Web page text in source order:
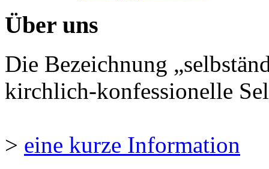
Über uns
Die Bezeichnung
kirchlich-konfessionelle
> eine kurze Information